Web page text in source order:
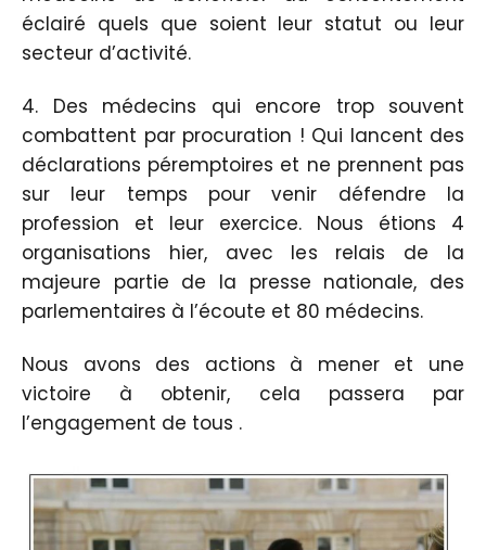
éclairé quels que soient leur statut ou leur
secteur d’activité.
4. Des médecins qui encore trop souvent
combattent par procuration ! Qui lancent des
déclarations péremptoires et ne prennent pas
sur leur temps pour venir défendre la
profession et leur exercice. Nous étions 4
organisations hier, avec les relais de la
majeure partie de la presse nationale, des
parlementaires à l’écoute et 80 médecins.
Nous avons des actions à mener et une
victoire à obtenir, cela passera par
l’engagement de tous .